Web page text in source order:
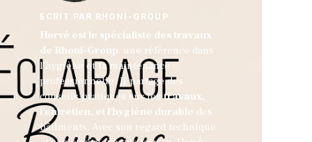
ECRIT PAR RHONI-GROUP
Hervé est le spécialiste des travaux
de Rhoni-Group, une référence dans
l'hygiène et la maintenance
professionnelle. Il partage des
conseils pratiques sur lestravaux,
l'entretien, et l'hygiène durable des
bâtiments. Avec son regard technique